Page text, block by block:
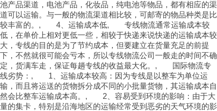
池产品渠道，电池产品，化妆品，纯电池等物品，都有相应的渠
道可以运输。与一般的物流渠道相比较，可邮寄的物品种类是比
较丰富的。, 4、运输成本低, 专线物流通常运输成本较
低，在单价上相对更低一些，相较于快递来说快递的运输成本较
大，专线的目的是为了节约成本，但要建立在货量充足的前提
下，不然就很可能会亏本，所以专线物流公司一般走的时间不确
定，货满车走，保证每趟专线的收益最大化。, 国际物流专
线劣势：, 1、运输成本较高：因为专线是以整车为单位运
输，而且将运送的货物拆分成不同的小批量货物，其运输成本自
然会比整车运输成本高。, 2、容易受到环境的影响：由于大
量的集卡，特别是沿海地区的运输经常受到恶劣的天气环境的影